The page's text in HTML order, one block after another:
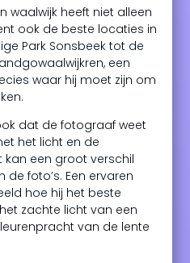
waalwijk heeft niet alleen
ook de beste locaties in
Park Sonsbeek tot de
een
waar hij moet zijn om
dat de fotograaf weet
het licht en de
kan een groot verschil
foto’s. Een ervaren
hoe hij het beste
zachte licht van een
van de lente